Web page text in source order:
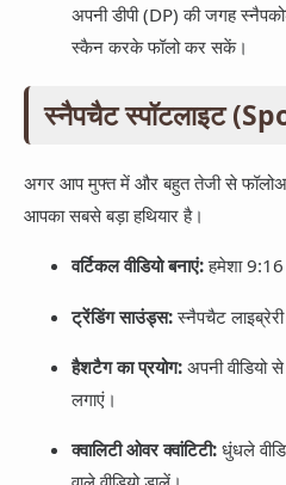
अपनी डीपी (DP) की जगह
स्कैन करके फॉलो कर सकें।
स्नैपचैट स्पॉटलाइट
अगर आप मुफ्त में और बहुत तेजी से
आपका सबसे बड़ा हथियार है।
वर्टिकल वीडियो बनाएं:हमेशा 9:16
ट्रेंडिंग साउंड्स:स्नैपचैट
हैशटैग का प्रयोग:अपनी वीडियो
लगाएं।
क्वालिटी ओवर क्वांटिटी:धुंधले